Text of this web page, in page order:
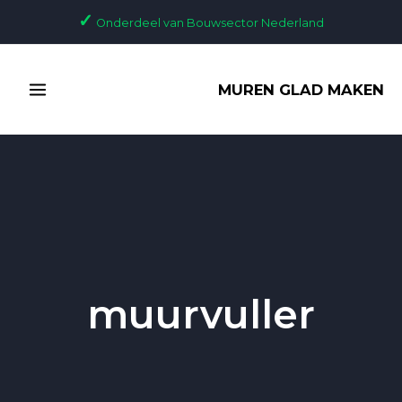
✓ Onderdeel van Bouwsector Nederland
MENU
MUREN GLAD MAKEN
muurvuller